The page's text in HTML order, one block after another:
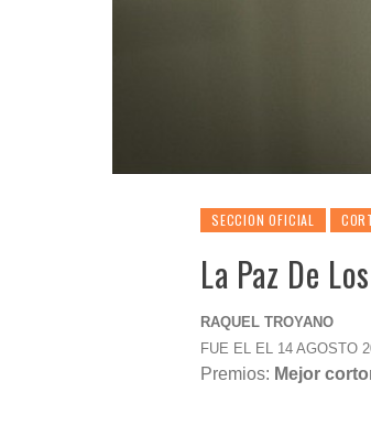
SECCION OFICIAL
La Paz De
RAQUEL TROYANO
FUE EL EL 14 AGOSTO
Premios: Mejor